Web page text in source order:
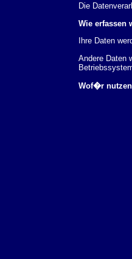
Die
Wie erfassen
Ihre Daten
Andere Daten
Wof�r